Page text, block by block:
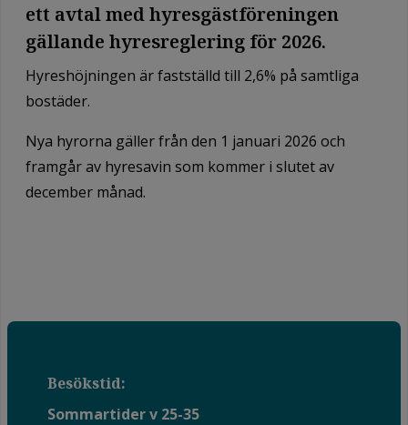
ett avtal med hyresgästföreningen
gällande hyresreglering för 2026.
Hyreshöjningen är fastställd till 2,6% på samtliga
bostäder.
Nya hyrorna gäller från den 1 januari 2026 och
framgår av hyresavin som kommer i slutet av
december månad.
Besökstid:
Sommartider v 25-35